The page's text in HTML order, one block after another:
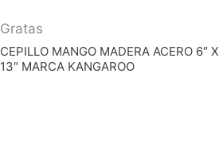
Gratas
CEPILLO MANGO MADERA ACERO 6″ X
13″ MARCA KANGAROO